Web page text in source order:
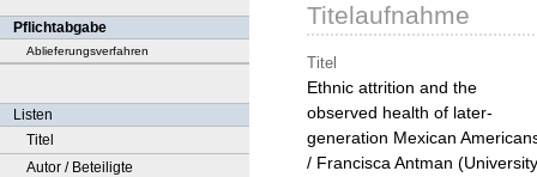
Pflichtabgabe
Ablieferungsverfahren
Listen
Titel
Autor / Beteiligte
Titelaufnahme
Titel
Ethnic attrition and the
observed health of later-
generation Mexican
/ Francisca Antman (University